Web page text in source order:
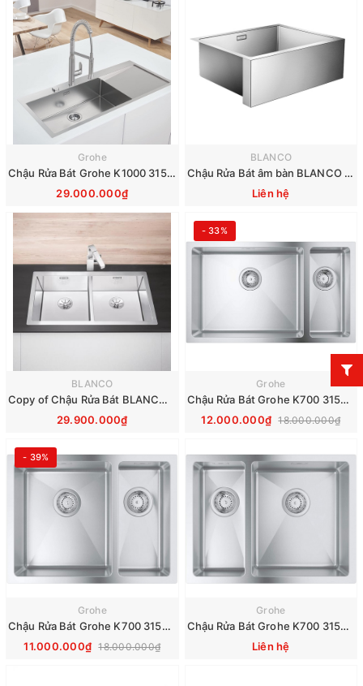
Grohe
Chậu Rửa Bát Grohe K1000 31581SD1 1160x520mm
29.000.000₫
BLANCO
Chậu Rửa Bát âm bàn BLANCO Cronos XL 6-IF
Liên hệ
BLANCO
Copy of Chậu Rửa Bát BLANCO CLARON 400/400-IF
29.900.000₫
- 33%
Grohe
Chậu Rửa Bát Grohe K700 31575SD1 760x450mm
12.000.000₫ 18.000.000₫
- 39%
Grohe
Chậu Rửa Bát Grohe K700 31577SD1 595x450mm
11.000.000₫ 18.000.000₫
Grohe
Chậu Rửa Bát Grohe K700 31576SD1 595x450mm
Liên hệ